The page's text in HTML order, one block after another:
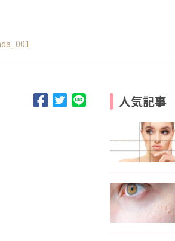
人気記事